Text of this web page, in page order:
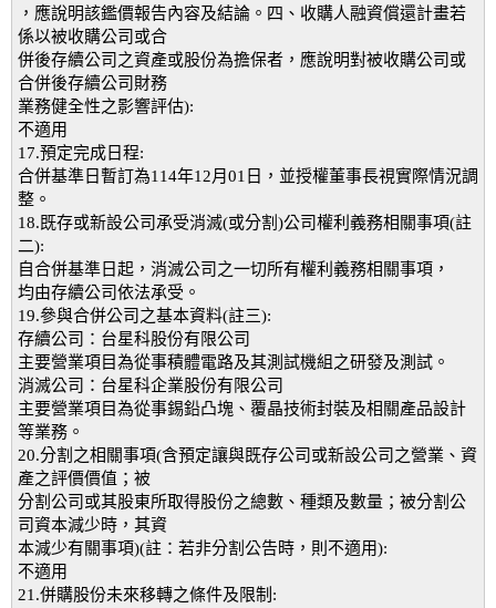
，應說明該鑑價報告內容及結論。四、收購人融資償還計畫若
係以被收購公司或合
併後存續公司之資產或股份為擔保者，應說明對被收購公司或
合併後存續公司財務
業務健全性之影響評估):
不適用
17.預定完成日程:
合併基準日暫訂為114年12月01日，並授權董事長視實際情況調
整。
18.既存或新設公司承受消滅(或分割)公司權利義務相關事項(註
二):
自合併基準日起，消滅公司之一切所有權利義務相關事項，
均由存續公司依法承受。
19.參與合併公司之基本資料(註三):
存續公司：台星科股份有限公司
主要營業項目為從事積體電路及其測試機組之研發及測試。
消滅公司：台星科企業股份有限公司
主要營業項目為從事錫鉛凸塊、覆晶技術封裝及相關產品設計
等業務。
20.分割之相關事項(含預定讓與既存公司或新設公司之營業、資
產之評價價值；被
分割公司或其股東所取得股份之總數、種類及數量；被分割公
司資本減少時，其資
本減少有關事項)(註：若非分割公告時，則不適用):
不適用
21.併購股份未來移轉之條件及限制: